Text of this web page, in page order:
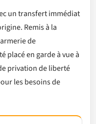
un transfert immédiat
Remis à la
de
placé en garde à vue à
privation de liberté
les besoins de